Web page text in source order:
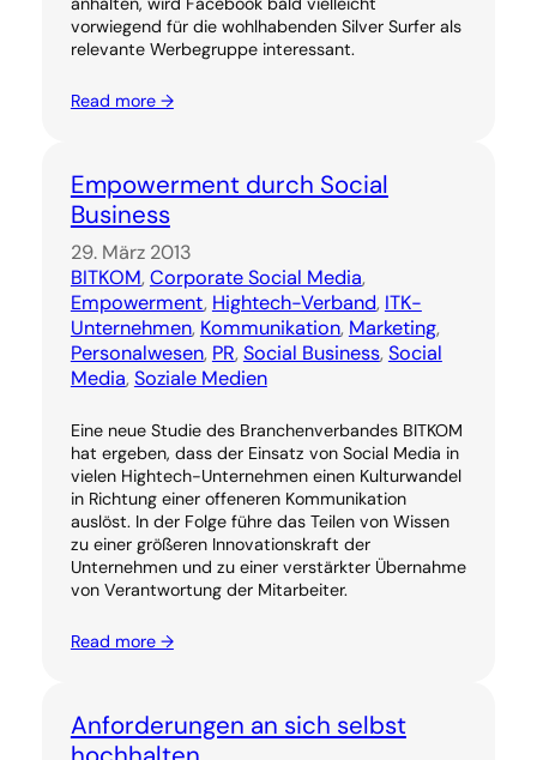
vorwiegend für die wohlhabenden Silver Surfer als
relevante Werbegruppe interessant.
Read more →
Empowerment durch Social
Business
29. März 2013
BITKOM, Corporate Social Media,
Empowerment, Hightech-Verband, ITK-
Unternehmen, Kommunikation, Marketing,
Personalwesen, PR, Social Business, Social
Media, Soziale Medien
Eine neue Studie des Branchenverbandes BITKOM
hat ergeben, dass der Einsatz von Social Media in
vielen Hightech-Unternehmen einen Kulturwandel
in Richtung einer offeneren Kommunikation
auslöst. In der Folge führe das Teilen von Wissen
zu einer größeren Innovationskraft der
Unternehmen und zu einer verstärkter Übernahme
von Verantwortung der Mitarbeiter.
Read more →
Anforderungen an sich selbst